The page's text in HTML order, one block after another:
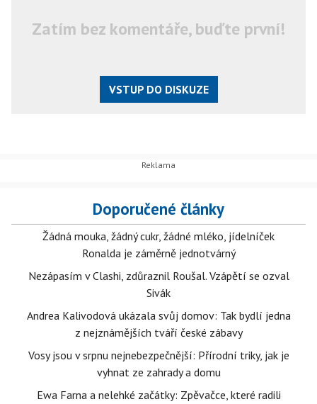
Zatím bez komentáře, buďte první!
VSTUP DO DISKUZE
Doporučené články
Žádná mouka, žádný cukr, žádné mléko, jídelníček
Ronalda je záměrně jednotvárný
Nezápasím v Clashi, zdůraznil Roušal. Vzápětí se ozval
Sivák
Andrea Kalivodová ukázala svůj domov: Tak bydlí jedna
z nejznámějších tváří české zábavy
Vosy jsou v srpnu nejnebezpečnější: Přírodní triky, jak je
vyhnat ze zahrady a domu
Ewa Farna a nelehké začátky: Zpěvačce, které radili